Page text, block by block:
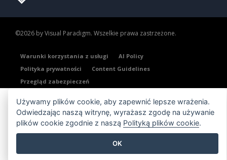
©2026 by Visual Paradigm. Wszelkie prawa zastrzeżone.
Warunki korzystania z usługi
AI Policy
Polityka prywatności
Content Guidelines
Przegląd zabezpieczeń
Używamy plików cookie, aby zapewnić lepsze wrażenia.
Odwiedzając naszą witrynę, wyrażasz zgodę na używanie
plików cookie zgodnie z naszą Polityką plików cookie.
OK